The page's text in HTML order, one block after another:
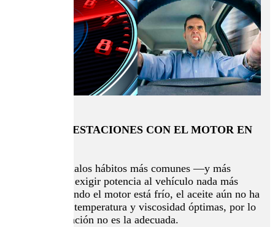
EXIGIR PRESTACIONES CON EL MOTOR EN
Uno de los malos hábitos más comunes —y más
dañinos— es exigir potencia al vehículo nada más
arrancar. Cuando el motor está frío, el aceite aún no ha
alcanzado su temperatura y viscosidad óptimas, por lo
que la lubricación no es la adecuada.